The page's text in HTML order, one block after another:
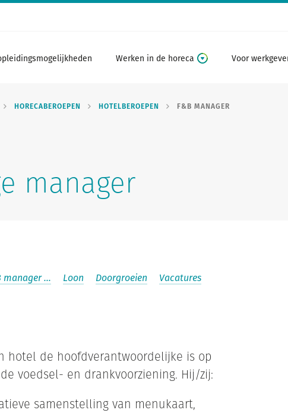
Werken in de horeca Voor
HORECABEROEPEN HOTELBEROEPEN F&B MANAGER
manager
manager … Loon Doorgroeien Vacatures
hotel de hoofdverantwoordelijke is op
voedsel- en drankvoorziening. Hij/zij:
samenstelling van menukaart,